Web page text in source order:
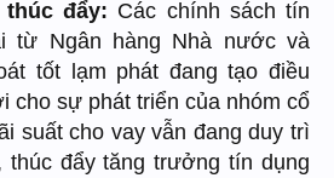
đẩy: Các chính sách tín
từ Ngân hàng Nhà nước và
tốt lạm phát đang tạo điều
cho sự phát triển của nhóm cổ
suất cho vay vẫn đang duy trì
thúc đẩy tăng trưởng tín dụng